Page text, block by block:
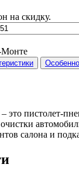
на скидку.
– это пистолет-
салона и